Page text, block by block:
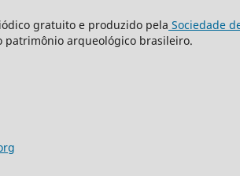
gratuito e produzido pela Sociedade
patrimônio arqueológico brasileiro.